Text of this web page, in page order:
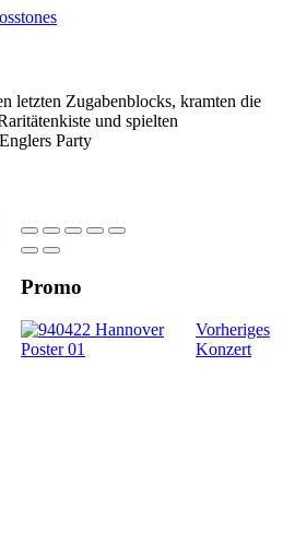
letzten Zugabenblocks, kramten die
und spielten
Party
Promo
Vorheriges
Konzert